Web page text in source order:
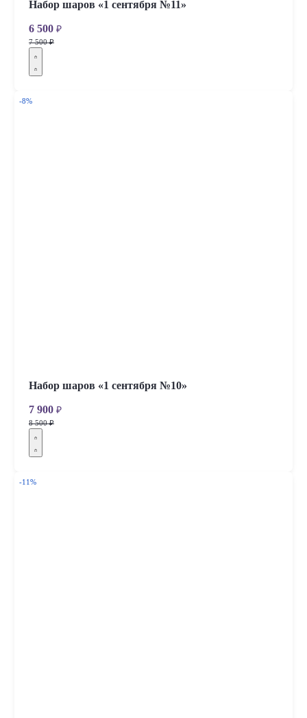
Набор шаров «1 сентября №11»
6 500 ₽
7 500 ₽
-8%
Набор шаров «1 сентября №10»
7 900 ₽
8 500 ₽
-11%